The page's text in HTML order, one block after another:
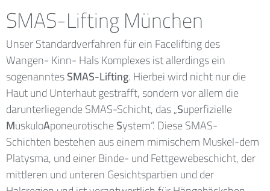
SMAS-Lifting München
Unser Standardverfahren für ein Facelifting des
Wangen- Kinn- Hals Komplexes ist allerdings ein
sogenanntesSMAS-Lifting. Hierbei wird nicht nur die
Haut und Unterhaut gestrafft, sondern vor allem die
darunterliegende SMAS-Schicht, das „Superfizielle
MuskuloAponeurotischeSystem“. Diese SMAS-
Schichten bestehen aus einem mimischem Muskel-dem
Platysma, und einer Binde- und Fettgewebeschicht, der
mittleren und unteren Gesichtspartien und der